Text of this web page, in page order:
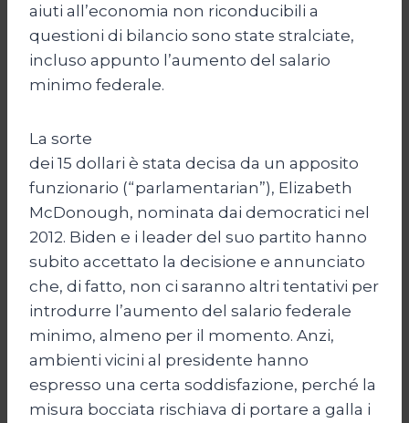
aiuti all’economia non riconducibili a
questioni di bilancio sono state stralciate,
incluso appunto l’aumento del salario
minimo federale.
La sorte
dei 15 dollari è stata decisa da un apposito
funzionario (“parlamentarian”), Elizabeth
McDonough, nominata dai democratici nel
2012. Biden e i leader del suo partito hanno
subito accettato la decisione e annunciato
che, di fatto, non ci saranno altri tentativi per
introdurre l’aumento del salario federale
minimo, almeno per il momento. Anzi,
ambienti vicini al presidente hanno
espresso una certa soddisfazione, perché la
misura bocciata rischiava di portare a galla i